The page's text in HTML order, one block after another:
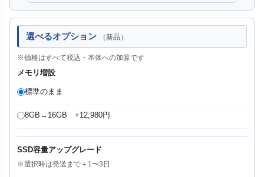
選べるオプション （新品）
※価格はすべて税込・本体への加算です
メモリ増設
標準のまま
8GB→16GB +12,980円
SSD容量アップグレード
※選択時は発送まで＋1〜3日